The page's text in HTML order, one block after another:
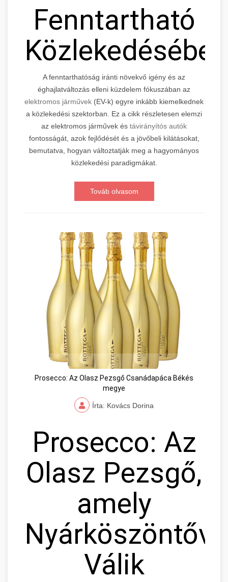
Fenntartható
Közlekedésében
A fenntarthatóság iránti növekvő igény és az
éghajlatváltozás elleni küzdelem fókuszában az
elektromos járművek (EV-k) egyre inkább kiemelkednek
a közlekedési szektorban. Ez a cikk részletesen elemzi
az elektromos járművek és távirányítós autók
fontosságát, azok fejlődését és a jövőbeli kilátásokat,
bemutatva, hogyan változtatják meg a hagyományos
közlekedési paradigmákat.
Továb olvasom
Prosecco: Az Olasz Pezsgő Csanádapáca Békés
megye
Írta: Kovács Dorina
Prosecco: Az
Olasz Pezsgő,
amely
Nyárköszöntővé
Válik